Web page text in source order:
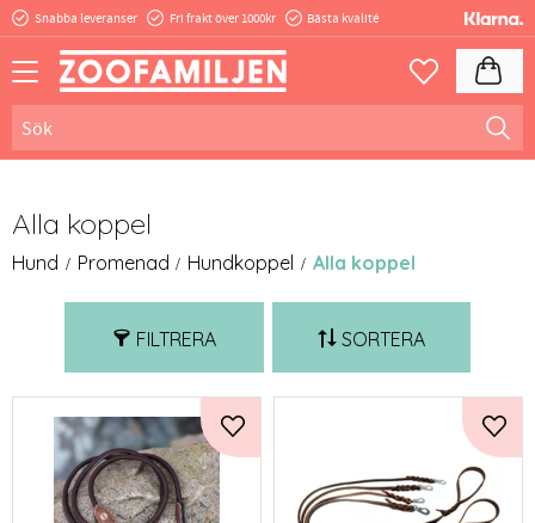
Snabba leveranser Fri frakt över 1000kr Bästa kvalité
Favoriter
Alla koppel
Hund Promenad Hundkoppel Alla koppel
FILTRERA SORTERA
Lägg till i favoriter